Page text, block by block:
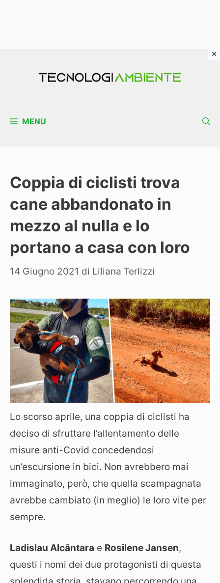
MENU
Coppia di ciclisti trova
cane abbandonato in
mezzo al nulla e lo
portano a casa con loro
14 Giugno 2021 di Liliana Terlizzi
Lo scorso aprile, una coppia di ciclisti ha
deciso di sfruttare l’allentamento delle
misure anti-Covid concedendosi
un’escursione in bici. Non avrebbero mai
immaginato, però, che quella scampagnata
avrebbe cambiato (in meglio) le loro vite per
sempre.
Ladislau Alcântara e Rosilene Jansen,
questi i nomi dei due protagonisti di questa